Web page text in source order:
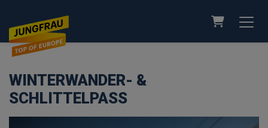
WINTERWANDER- &
SCHLITTELPASS